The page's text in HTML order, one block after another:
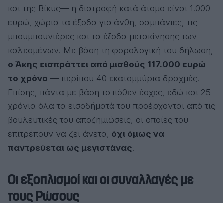
και της Βίκυς— η διατροφή κατά άτομο είναι 1.000
ευρώ, χώρια τα έξοδα για άνθη, σαμπάνιες, τις
μπουμπουνιέρες και τα έξοδα μετακίνησης των
καλεσμένων. Με βάση τη φορολογική του δήλωση,
ο Άκης εισπράττει από μισθούς 117.000 ευρώ
το χρόνο — περίπου 40 εκατομμύρια δραχμές.
Επίσης, πάντα με βάση το πόθεν έσχες, εδώ και 25
χρόνια όλα τα εισοδήματά του προέρχονται από τις
βουλευτικές του αποζημιώσεις, οι οποίες του
επιτρέπουν να ζει άνετα, όχι όμως να
παντρεύεται ως μεγιστάνας.
Οι εξοπλισμοί και οι συναλλαγές με
τους Ρώσους